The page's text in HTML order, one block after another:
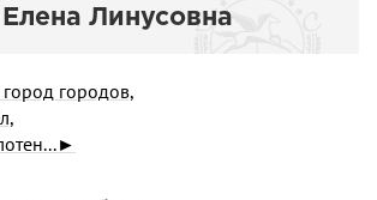
Линусовна
городов,